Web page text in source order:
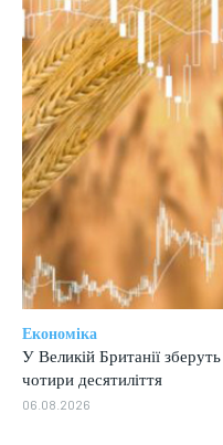
Економіка
У Великій Британії
чотири десятиліття
06.08.2026